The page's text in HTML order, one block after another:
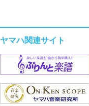
ヤマハ関連サイト